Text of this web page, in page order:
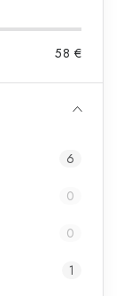
58 €
6
0
0
1